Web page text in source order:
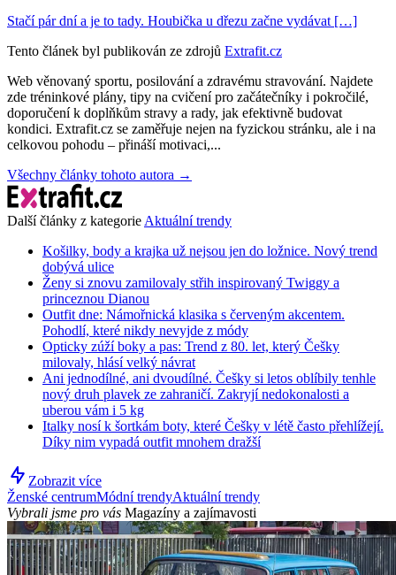
Stačí pár dní a je to tady. Houbička u dřezu začne vydávat […]
Tento článek byl publikován ze zdrojů Extrafit.cz
Web věnovaný sportu, posilování a zdravému stravování. Najdete
zde tréninkové plány, tipy na cvičení pro začátečníky i pokročilé,
doporučení k doplňkům stravy a rady, jak efektivně budovat
kondici. Extrafit.cz se zaměřuje nejen na fyzickou stránku, ale i na
celkovou pohodu – přináší motivaci,...
Všechny články tohoto autora →
Další články z kategorieAktuální trendy
Košilky, body a krajka už nejsou jen do ložnice. Nový trend
dobývá ulice
Ženy si znovu zamilovaly střih inspirovaný Twiggy a
princeznou Dianou
Outfit dne: Námořnická klasika s červeným akcentem.
Pohodlí, které nikdy nevyjde z módy
Opticky zúží boky a pas: Trend z 80. let, který Češky
milovaly, hlásí velký návrat
Ani jednodílné, ani dvoudílné. Češky si letos oblíbily tenhle
nový druh plavek ze zahraničí. Zakryjí nedokonalosti a
uberou vám i 5 kg
Italky nosí k šortkám boty, které Češky v létě často přehlížejí.
Díky nim vypadá outfit mnohem dražší
Zobrazit více
Ženské centrumMódní trendyAktuální trendy
Vybrali jsme pro vás Magazíny a zajímavosti